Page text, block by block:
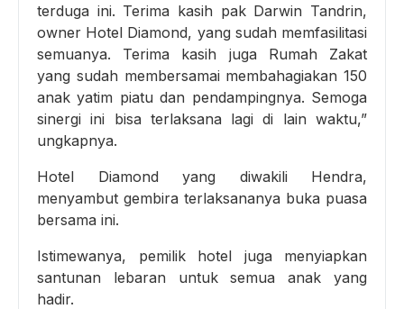
terduga ini. Terima kasih pak Darwin Tandrin,
owner Hotel Diamond, yang sudah memfasilitasi
semuanya. Terima kasih juga Rumah Zakat
yang sudah membersamai membahagiakan 150
anak yatim piatu dan pendampingnya. Semoga
sinergi ini bisa terlaksana lagi di lain waktu,”
ungkapnya.
Hotel Diamond yang diwakili Hendra,
menyambut gembira terlaksananya buka puasa
bersama ini.
Istimewanya, pemilik hotel juga menyiapkan
santunan lebaran untuk semua anak yang
hadir.